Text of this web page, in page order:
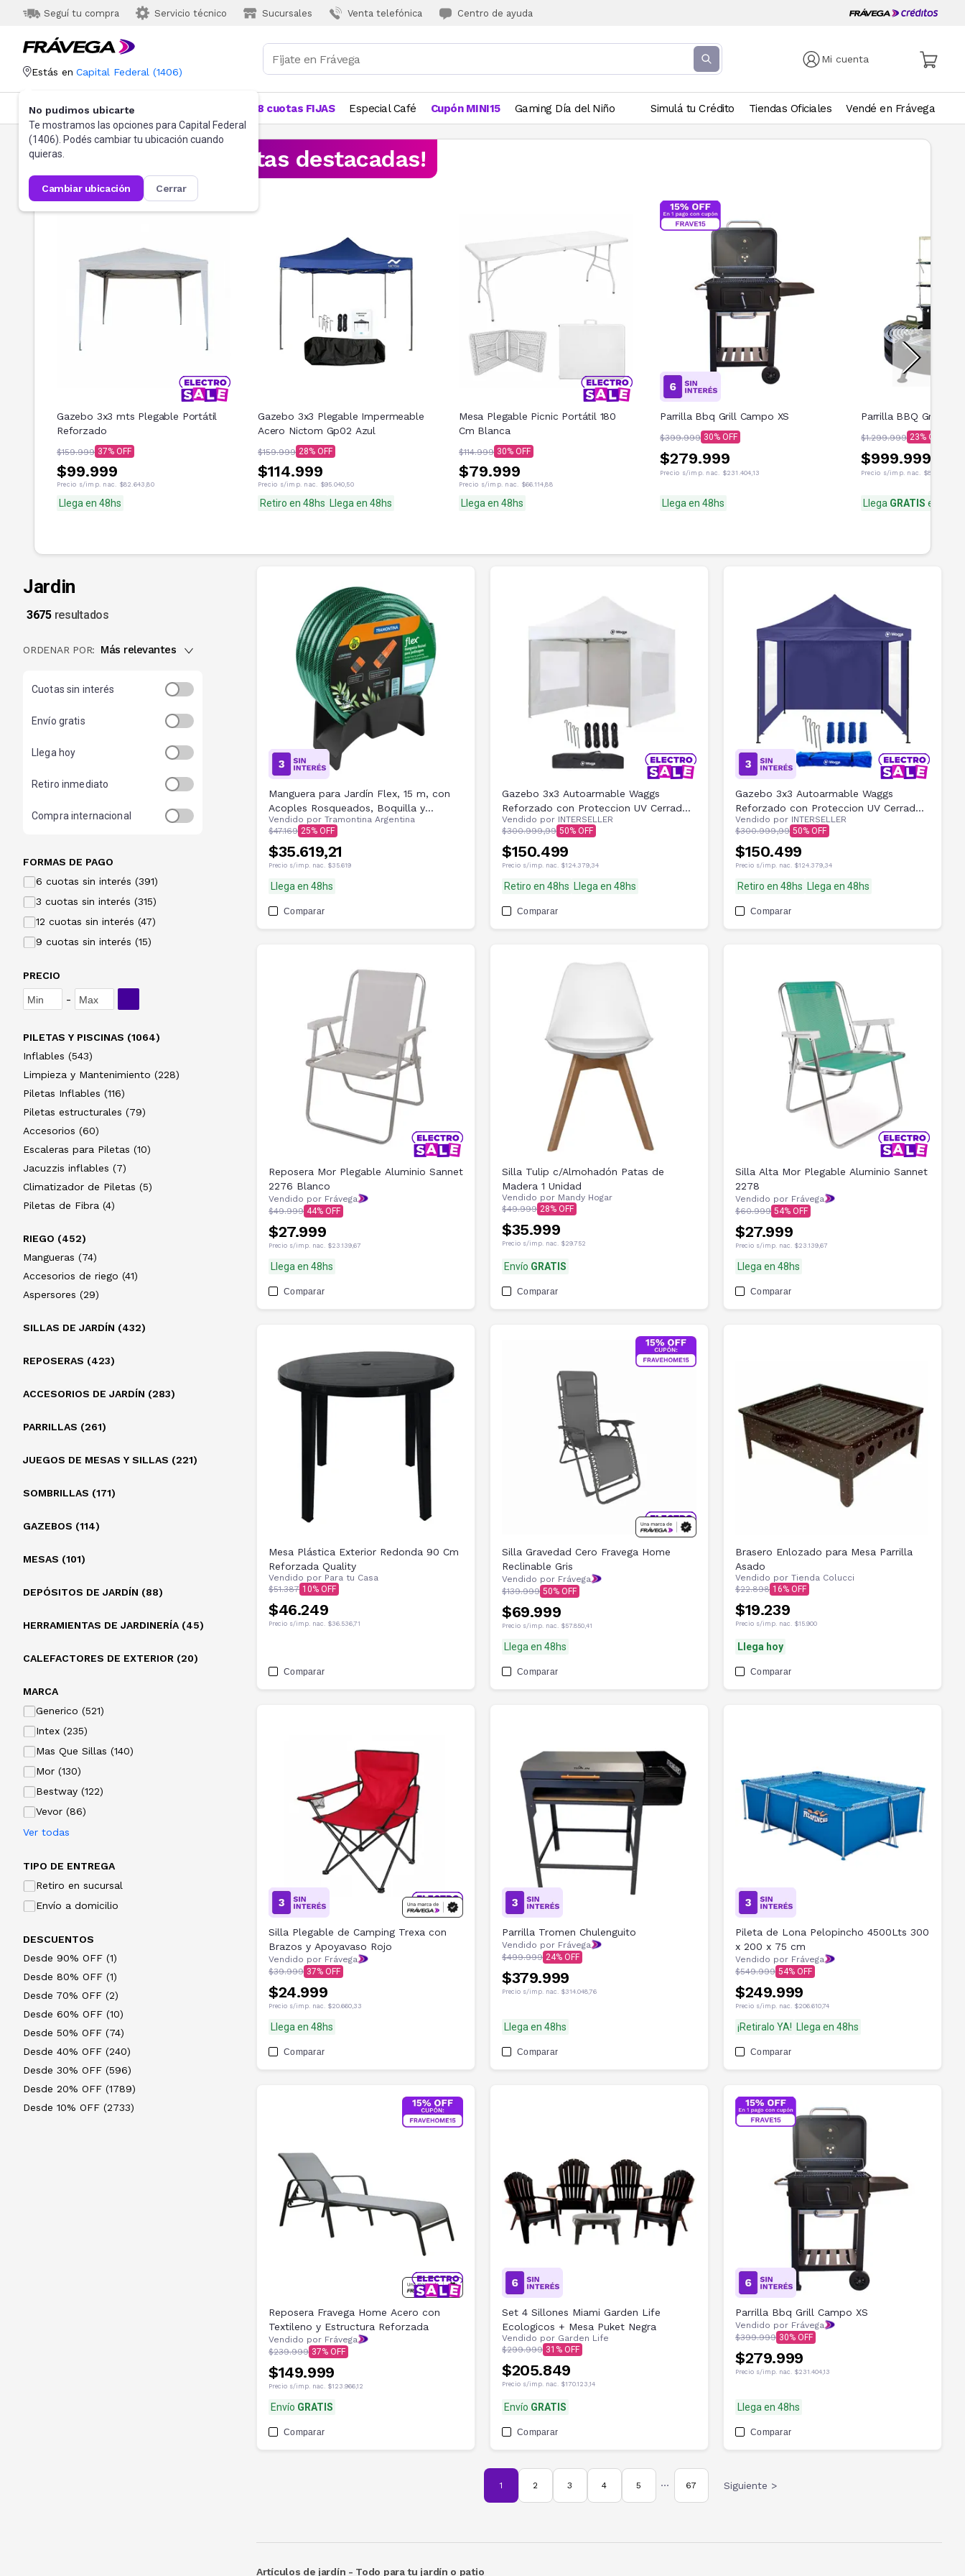
Seguí tu compra Servicio técnico Sucursales Venta telefónica Centro de ayuda
Mi cuenta
Estás en Capital Federal (1406)
No pudimos ubicarte
Te mostramos las opciones para Capital Federal
(1406). Podés cambiar tu ubicación cuando
quieras.
cambiar ubicación cerrar
Categorías Más Vendidos 18 cuotas FIJAS Especial Café Cupón MINI15 Gaming Día del Niño Simulá tu Crédito Tiendas Oficiales Vendé en Frávega
¡Aprovechá las ofertas destacadas!
Gazebo 3x3 mts Plegable Portátil
Reforzado
$159.999 37
$99.999
Precio s/imp. nac. $82.643,80
Llega en 48hs
Gazebo 3x3 Plegable Impermeable
Acero Nictom Gp02 Azul
$159.999 28
$114.999
Precio s/imp. nac. $95.040,50
Retiro en 48hs Llega en 48hs
Mesa Plegable Picnic Portátil 180
Cm Blanca
$114.999 30
$79.999
Precio s/imp. nac. $66.114,88
Llega en 48hs
Parrilla Bbq Grill Campo XS
$399.999 30
$279.999
Precio s/imp. nac. $231.404,13
Llega en 48hs
Parrilla BBQ Grill
$1.299.999 23
$999.999
Precio s/imp. nac. $826.445,45
Llega GRATIS en 48hs
Jardin
3675resultados
ORDENAR POR: Más relevantes
Cuotas sin interés
Envío gratis
Llega hoy
Retiro inmediato
Compra internacional
FORMAS DE PAGO
6 cuotas sin interés (391)
3 cuotas sin interés (315)
12 cuotas sin interés (47)
9 cuotas sin interés (15)
PRECIO
-
PILETAS Y PISCINAS (1064)
Inflables (543)
Limpieza y Mantenimiento (228)
Piletas Inflables (116)
Piletas estructurales (79)
Accesorios (60)
Escaleras para Piletas (10)
Jacuzzis inflables (7)
Climatizador de Piletas (5)
Piletas de Fibra (4)
RIEGO (452)
Mangueras (74)
Accesorios de riego (41)
Aspersores (29)
SILLAS DE JARDÍN (432)
REPOSERAS (423)
ACCESORIOS DE JARDÍN (283)
PARRILLAS (261)
JUEGOS DE MESAS Y SILLAS (221)
SOMBRILLAS (171)
GAZEBOS (114)
MESAS (101)
DEPÓSITOS DE JARDÍN (88)
HERRAMIENTAS DE JARDINERÍA (45)
CALEFACTORES DE EXTERIOR (20)
MARCA
Generico (521)
Intex (235)
Mas Que Sillas (140)
Mor (130)
Bestway (122)
Vevor (86)
Ver todas
TIPO DE ENTREGA
Retiro en sucursal
Envío a domicilio
DESCUENTOS
Desde 90% OFF (1)
Desde 80% OFF (1)
Desde 70% OFF (2)
Desde 60% OFF (10)
Desde 50% OFF (74)
Desde 40% OFF (240)
Desde 30% OFF (596)
Desde 20% OFF (1789)
Desde 10% OFF (2733)
Manguera para Jardín Flex, 15 m, con
Acoples Rosqueados, Boquilla y
Soporte
Vendido por Tramontina Argentina
$47.169 25
$35.619,21
Precio s/imp. nac. $35.619
Llega en 48hs
Comparar
Gazebo 3x3 Autoarmable Waggs
Reforzado con Proteccion UV Cerrado
con Ventanas Blanco
Vendido por INTERSELLER
$300.999,99 50
$150.499
Precio s/imp. nac. $124.379,34
Retiro en 48hs Llega en 48hs
Comparar
Gazebo 3x3 Autoarmable Waggs
Reforzado con Proteccion UV Cerrado
con Ventanas Azul
Vendido por INTERSELLER
$300.999,99 50
$150.499
Precio s/imp. nac. $124.379,34
Retiro en 48hs Llega en 48hs
Comparar
Reposera Mor Plegable Aluminio Sannet
2276 Blanco
Vendido por Frávega
$49.999 44
$27.999
Precio s/imp. nac. $23.139,67
Llega en 48hs
Comparar
Silla Tulip c/Almohadón Patas de
Madera 1 Unidad
Vendido por Mandy Hogar
$49.999 28
$35.999
Precio s/imp. nac. $29.752
Envío GRATIS
Comparar
Silla Alta Mor Plegable Aluminio Sannet
2278
Vendido por Frávega
$60.999 54
$27.999
Precio s/imp. nac. $23.139,67
Llega en 48hs
Comparar
Mesa Plástica Exterior Redonda 90 Cm
Reforzada Quality
Vendido por Para tu Casa
$51.387 10
$46.249
Precio s/imp. nac. $36.536,71
Comparar
Silla Gravedad Cero Fravega Home
Reclinable Gris
Vendido por Frávega
$139.999 50
$69.999
Precio s/imp. nac. $57.850,41
Llega en 48hs
Comparar
Brasero Enlozado para Mesa Parrilla
Asado
Vendido por Tienda Colucci
$22.898 16
$19.239
Precio s/imp. nac. $15.900
Llega hoy
Comparar
Silla Plegable de Camping Trexa con
Brazos y Apoyavaso Rojo
Vendido por Frávega
$39.999 37
$24.999
Precio s/imp. nac. $20.660,33
Llega en 48hs
Comparar
Parrilla Tromen Chulenguito
Vendido por Frávega
$499.999 24
$379.999
Precio s/imp. nac. $314.048,76
Llega en 48hs
Comparar
Pileta de Lona Pelopincho 4500Lts 300
x 200 x 75 cm
Vendido por Frávega
$549.999 54
$249.999
Precio s/imp. nac. $206.610,74
¡Retiralo YA! Llega en 48hs
Comparar
Reposera Fravega Home Acero con
Textileno y Estructura Reforzada
Vendido por Frávega
$239.999 37
$149.999
Precio s/imp. nac. $123.966,12
Envío GRATIS
Comparar
Set 4 Sillones Miami Garden Life
Ecologicos + Mesa Puket Negra
Vendido por Garden Life
$299.999 31
$205.849
Precio s/imp. nac. $170.123,14
Envío GRATIS
Comparar
Parrilla Bbq Grill Campo XS
Vendido por Frávega
$399.999 30
$279.999
Precio s/imp. nac. $231.404,13
Llega en 48hs
Comparar
1 2 3 4 5 ••• 67 Siguiente >
Artículos de jardín - Todo para tu jardín o patio